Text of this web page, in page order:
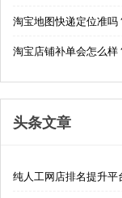
淘宝地图快递定位准吗
淘宝店铺补单会怎么样
头条文章
纯人工网店排名提升